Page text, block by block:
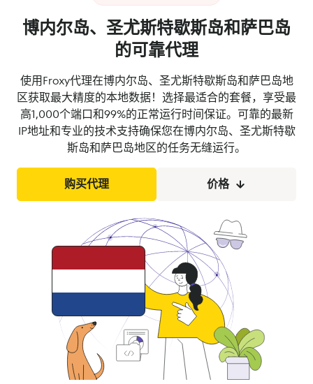
博内尔岛、圣尤斯特歇斯岛和萨巴岛
的可靠代理
使用Froxy代理在博内尔岛、圣尤斯特歇斯岛和萨巴岛地
区获取最大精度的本地数据！选择最适合的套餐，享受最
高1,000个端口和99%的正常运行时间保证。可靠的最新
IP地址和专业的技术支持确保您在博内尔岛、圣尤斯特歇
斯岛和萨巴岛地区的任务无缝运行。
购买代理 价格